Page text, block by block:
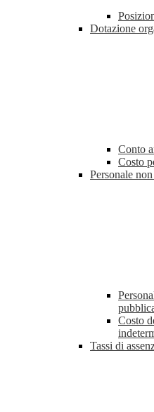
Dotazione
Conto
Costo
Personale
Costo
Tassi di